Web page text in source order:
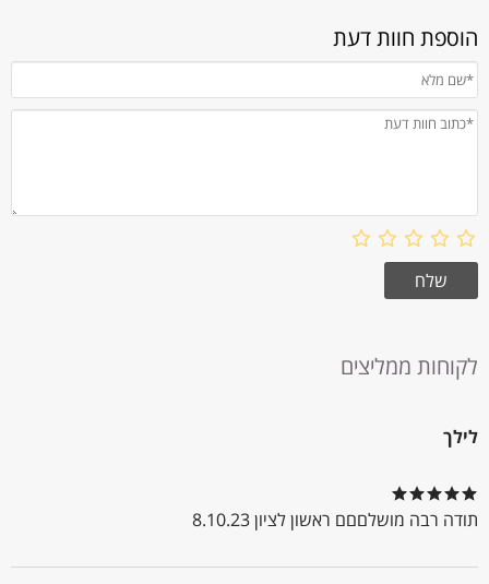
הוספת חוות דעת
לקוחות ממליצים
לילך
תודה רבה מושלםםם ראשון לציון 8.10.23